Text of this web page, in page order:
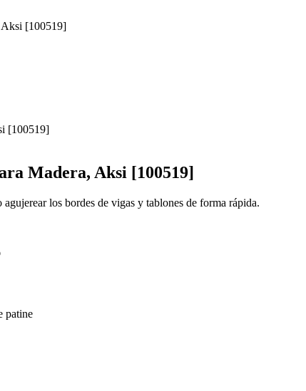
Aksi [100519]
Madera, Aksi [100519]
los bordes de vigas y tablones de forma rápida.
patine